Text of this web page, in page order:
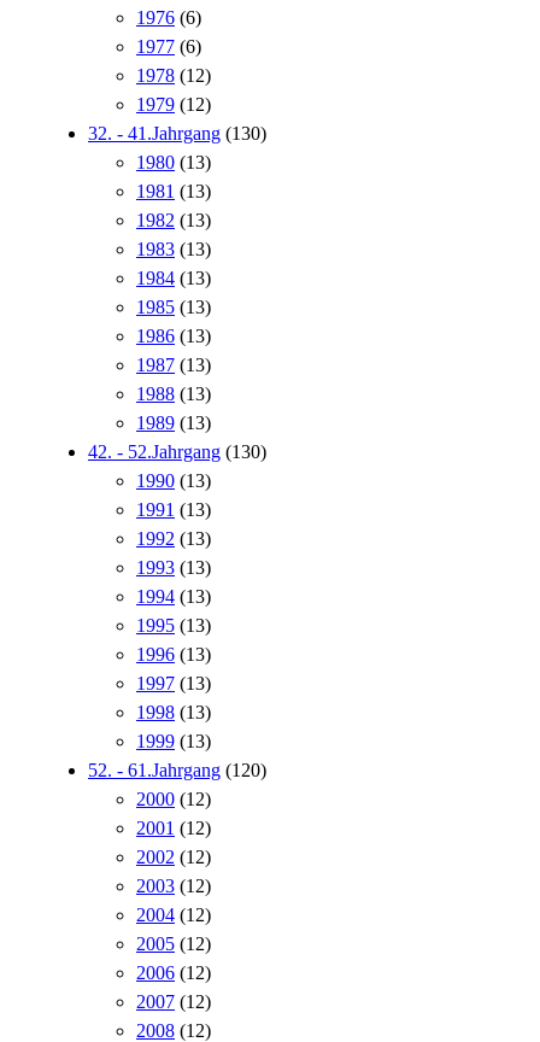
1976 (6)
1977 (6)
1978 (12)
1979 (12)
32. - 41.Jahrgang (130)
1980 (13)
1981 (13)
1982 (13)
1983 (13)
1984 (13)
1985 (13)
1986 (13)
1987 (13)
1988 (13)
1989 (13)
42. - 52.Jahrgang (130)
1990 (13)
1991 (13)
1992 (13)
1993 (13)
1994 (13)
1995 (13)
1996 (13)
1997 (13)
1998 (13)
1999 (13)
52. - 61.Jahrgang (120)
2000 (12)
2001 (12)
2002 (12)
2003 (12)
2004 (12)
2005 (12)
2006 (12)
2007 (12)
2008 (12)